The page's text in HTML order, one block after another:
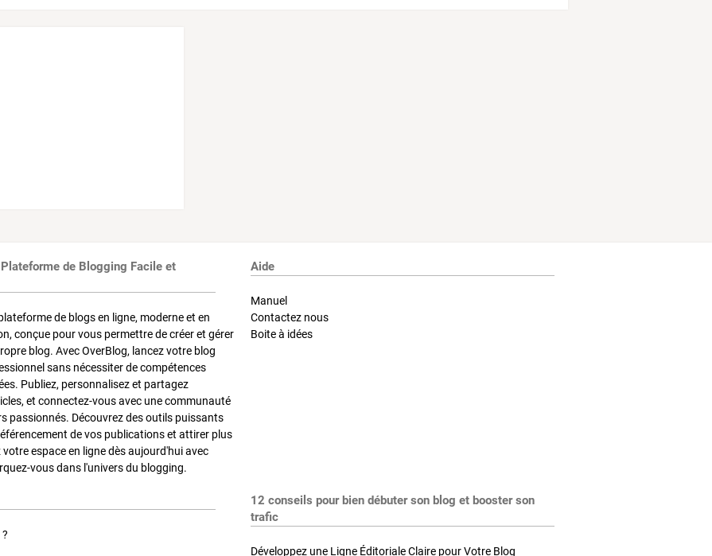
de Blogging Facile et
de blogs en ligne, moderne et en
conçue pour vous permettre de créer et gérer
blog. Avec OverBlog, lancez votre blog
sans nécessiter de compétences
Publiez, personnalisez et partagez
et connectez-vous avec une communauté
passionnés. Découvrez des outils puissants
de vos publications et attirer plus
espace en ligne dès aujourd'hui avec
vous dans l'univers du blogging.
Aide
Manuel
Contactez nous
Boite à idées
12 conseils pour bien débuter son blog et booster son
trafic
Développez une Ligne Éditoriale Claire pour Votre Blog